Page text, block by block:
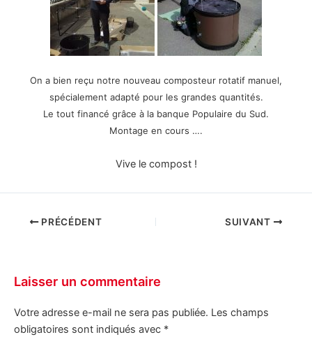
On a bien reçu notre nouveau composteur rotatif manuel,
spécialement adapté pour les grandes quantités.
Le tout financé grâce à la banque Populaire du Sud.
Montage en cours ….
Vive le compost !
PRÉCÉDENT SUIVANT
Laisser un commentaire
Votre adresse e-mail ne sera pas publiée. Les champs
obligatoires sont indiqués avec *